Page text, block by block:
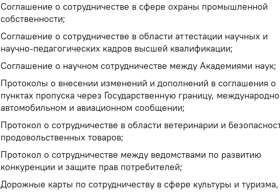
Соглашение о сотрудничестве в сфере охраны промышленной
собственности;
Соглашение о сотрудничестве в области аттестации научных и
научно-педагогических кадров высшей квалификации;
Соглашение о научном сотрудничестве между Академиями наук;
Протоколы о внесении изменений и дополнений в соглашения о
пунктах пропуска через Государственную границу,
автомобильном и авиационном сообщении;
Протокол о сотрудничестве в области ветеринарии и
продовольственных товаров;
Протокол о сотрудничестве между ведомствами по развитию
конкуренции и защите прав потребителей;
Дорожные карты по сотрудничеству в сфере культуры и